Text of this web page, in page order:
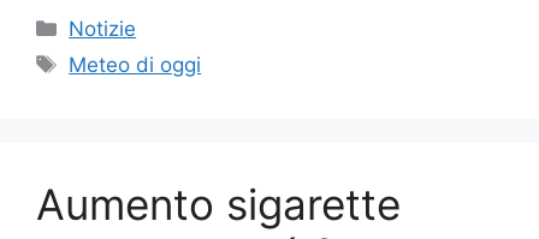
Categorie
Notizie
Tag
Meteo di oggi
Aumento sigarette